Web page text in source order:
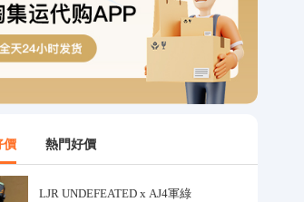
價 熱門好價
LJR UNDEFEATED x AJ4軍綠